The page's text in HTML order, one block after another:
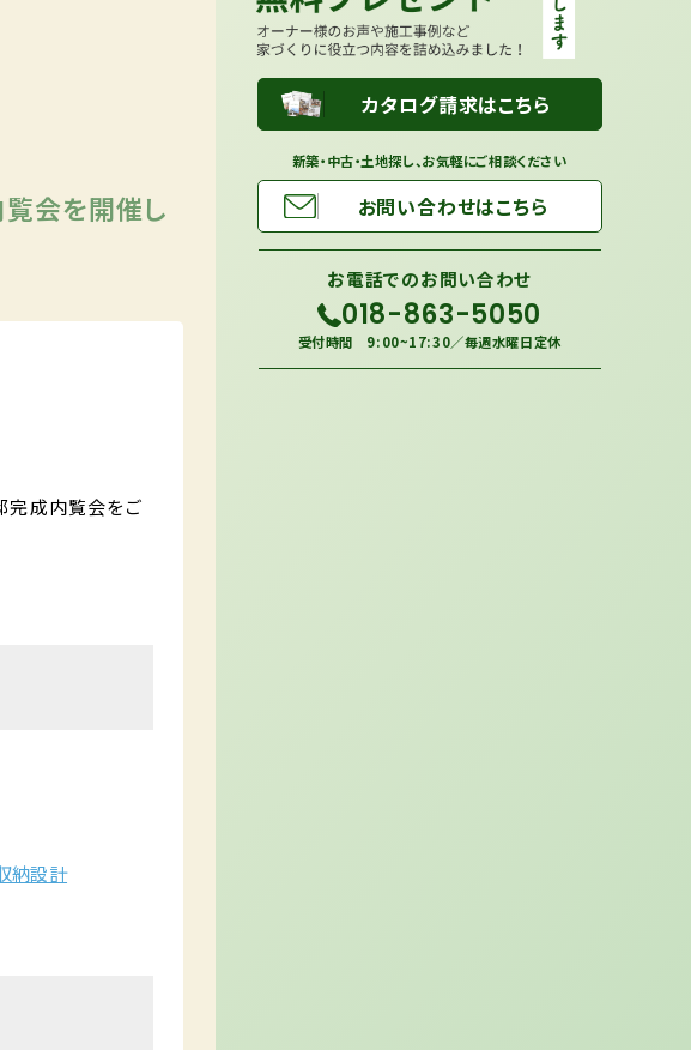
カタログ請求はこちら
新築・中古・土地探し、お気軽にご相談ください
お問い合わせはこちら
お電話でのお問い合わせ
018-863-5050
受付時間 9:00~17:30／毎週水曜日定休
会を開催し
完成内覧会をご
納設計